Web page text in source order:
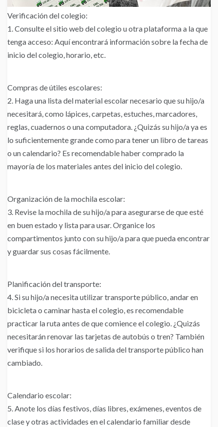
Verificación del colegio:
1. Consulte el sitio web del colegio u otra plataforma a la que
tenga acceso: Aquí encontrará información sobre la fecha de
inicio del colegio, horario, etc.
Compras de útiles escolares:
2. Haga una lista del material escolar necesario que su hijo/a
necesitará, como lápices, carpetas, estuches, marcadores,
reglas, cuadernos o una computadora. ¿Quizás su hijo/a ya es
lo suficientemente grande como para tener un libro de tareas
o un calendario? Es recomendable haber comprado la
mayoría de los materiales antes del inicio del colegio.
Organización de la mochila escolar:
3. Revise la mochila de su hijo/a para asegurarse de que esté
en buen estado y lista para usar. Organice los
compartimentos junto con su hijo/a para que pueda encontrar
y guardar sus cosas fácilmente.
Planificación del transporte:
4. Si su hijo/a necesita utilizar transporte público, andar en
bicicleta o caminar hasta el colegio, es recomendable
practicar la ruta antes de que comience el colegio. ¿Quizás
necesitarán renovar las tarjetas de autobús o tren? También
verifique si los horarios de salida del transporte público han
cambiado.
Calendario escolar:
5. Anote los días festivos, días libres, exámenes, eventos de
clase y otras actividades en el calendario familiar desde